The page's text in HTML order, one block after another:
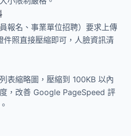
報名、事業單位招聘）要求上傳
件照直接壓縮即可，人臉資訊清
表縮略圖，壓縮到 100KB 以內
，改善 Google PageSpeed 評